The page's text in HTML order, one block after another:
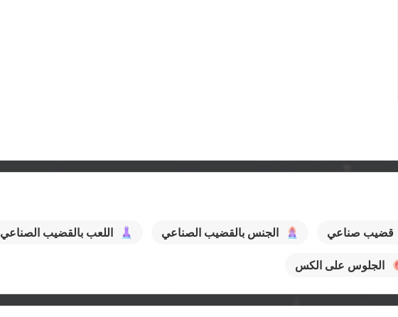
قضيب صناعي الجنس بالقضيب الصناعي اللعب بالقضيب الصناعي
الجلوس على الكس